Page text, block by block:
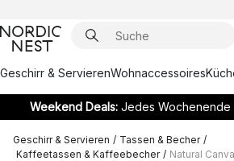
Geschirr & ServierenWohnaccessoires
Weekend Deals:Jedes Wochenende
Geschirr & Servieren / Tassen & Becher /
Kaffeetassen & Kaffeebecher / Natural